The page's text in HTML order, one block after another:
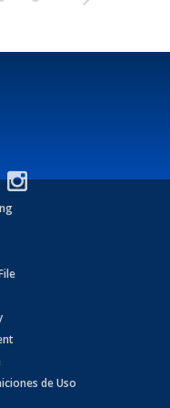
de Uso